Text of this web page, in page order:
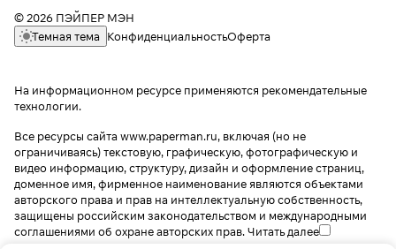
© 2026 ПЭЙПЕР МЭН
Темная тема
КонфиденциальностьОферта
На информационном ресурсе применяются рекомендательные
технологии.
Все ресурсы сайта www.paperman.ru, включая (но не
ограничиваясь) текстовую, графическую, фотографическую и
видео информацию, структуру, дизайн и оформление страниц,
доменное имя, фирменное наименование являются объектами
авторского права и прав на интеллектуальную собственность,
защищены российским законодательством и международными
соглашениями об охране авторских прав.Читать далее